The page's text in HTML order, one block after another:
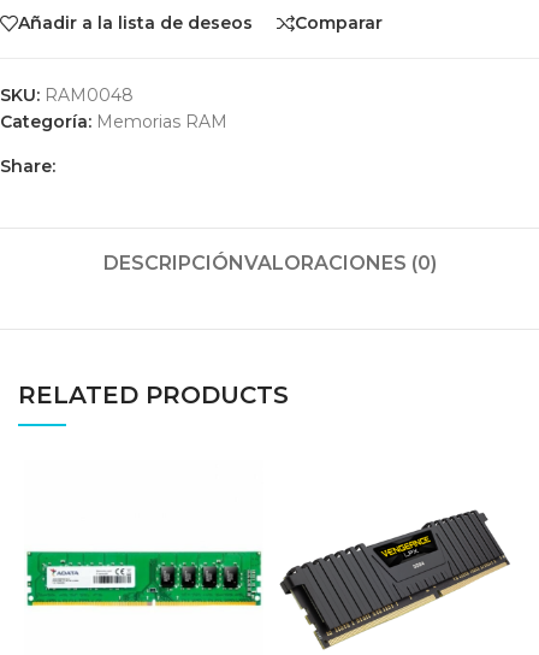
Añadir a la lista de deseos Comparar
SKU: RAM0048
Categoría: Memorias RAM
Share:
DESCRIPCIÓNVALORACIONES (0)
RELATED PRODUCTS